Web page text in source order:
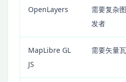
OpenLayers
需要复杂
发者
MapLibre GL
JS
需要矢量